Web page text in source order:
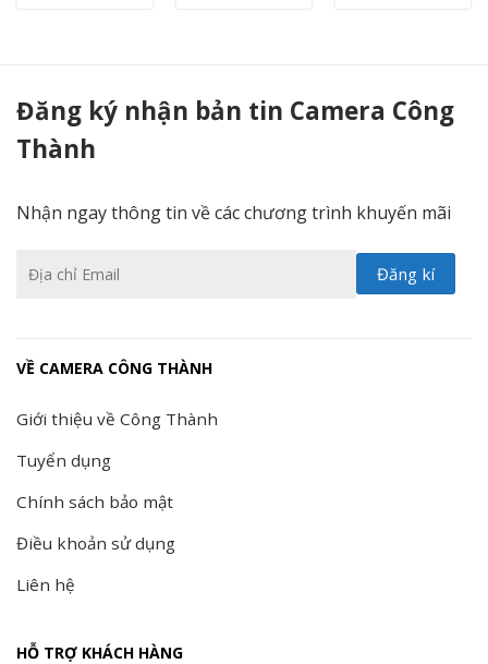
Đăng ký nhận bản tin Camera Công
Thành
Nhận ngay thông tin về các chương trình khuyến mãi
VỀ CAMERA CÔNG THÀNH
Giới thiệu về Công Thành
Tuyển dụng
Chính sách bảo mật
Điều khoản sử dụng
Liên hệ
HỖ TRỢ KHÁCH HÀNG